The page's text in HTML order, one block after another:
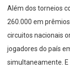
Além dos torneios
260.000 em
circuitos nacionais
jogadores do país
simultaneamente.